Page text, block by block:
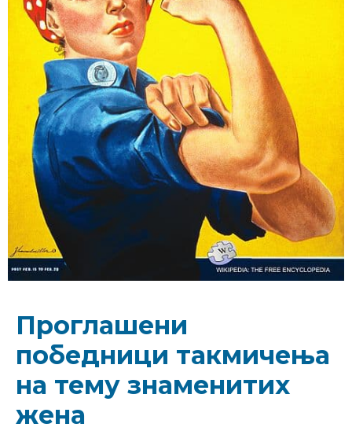
Проглашени
победници такмичења
на тему знаменитих
жена